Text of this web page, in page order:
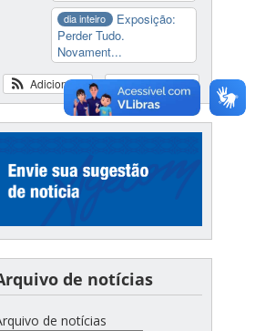
dia inteiro
Exposição:
Perder Tudo.
Novament...
Ver calendário
Adicionar
de notícias
de notícias